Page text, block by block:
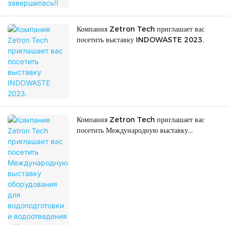
Компания Zetron Tech приглашает вас
посетить выставку INDOWASTE 2023.
Компания Zetron Tech приглашает вас
посетить Международную выставку